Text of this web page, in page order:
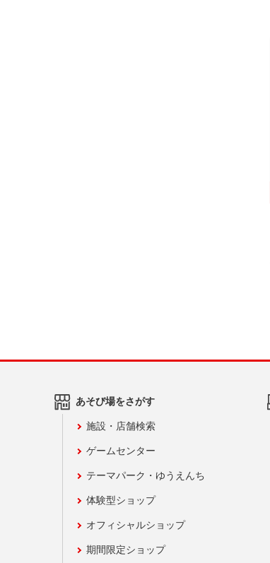
あそび場をさがす
施設・店舗検索
ゲームセンター
テーマパーク・ゆうえんち
体験型ショップ
オフィシャルショップ
期間限定ショップ